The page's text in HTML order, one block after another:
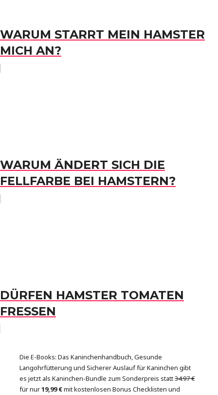
WARUM STARRT MEIN HAMSTER
MICH AN?
WARUM ÄNDERT SICH DIE
FELLFARBE BEI HAMSTERN?
DÜRFEN HAMSTER TOMATEN
FRESSEN
Die E-Books: Das Kaninchenhandbuch, Gesunde
Langohrfütterung und Sicherer Auslauf für Kaninchen gibt
es jetzt als Kaninchen-Bundle zum Sonderpreis statt34.97 €
für nur19,99 €mit kostenlosen Bonus Checklisten und